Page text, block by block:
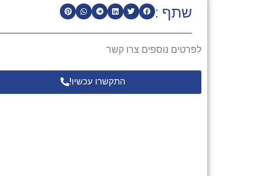
שתף :
לפרטים נוספים צרו קשר
התקשרו עכשיו!